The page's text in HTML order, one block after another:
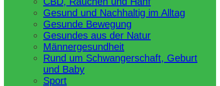
Gesund und Nachhaltig im Alltag
Gesunde Bewegung
Gesundes aus der Natur
Männergesundheit
Rund um Schwangerschaft, Geburt
und Baby
Sport